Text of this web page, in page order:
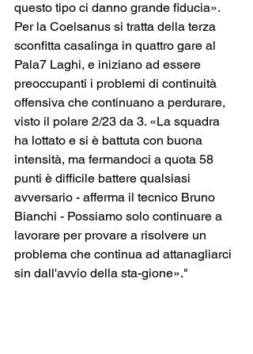
questo tipo ci danno grande fiducia».
Per la Coelsanus si tratta della terza
sconfitta casalinga in quattro gare al
Pala7 Laghi, e iniziano ad essere
preoccupanti i problemi di continuità
offensiva che continuano a perdurare,
visto il polare 2/23 da 3. «La squadra
ha lottato e si è battuta con buona
intensità, ma fermandoci a quota 58
punti è difficile battere qualsiasi
avversario - afferma il tecnico Bruno
Bianchi - Possiamo solo continuare a
lavorare per provare a risolvere un
problema che continua ad attanagliarci
sin dall'avvio della sta-gione»."